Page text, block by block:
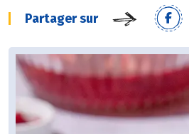
Partager sur